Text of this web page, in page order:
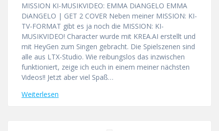
MISSION KI-MUSIKVIDEO: EMMA DiANGELO EMMA
DiANGELO | GET 2 COVER Neben meiner MISSION: KI-
TV-FORMAT gibt es ja noch die MISSION: KI-
MUSIKVIDEO! Character wurde mit KREA.AI erstellt und
mit HeyGen zum Singen gebracht. Die Spielszenen sind
alle aus LTX-Studio. Wie reibungslos das inzwischen
funktioniert, zeige ich euch in einem meiner nächsten
Videos!! Jetzt aber viel Spaß…
Weiterlesen